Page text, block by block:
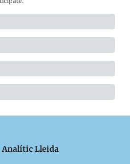
Analític Lleida